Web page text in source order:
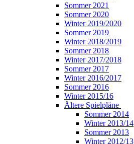
Sommer 2021
Sommer 2020
Winter 2019/2020
Sommer 2019
Winter 2018/2019
Sommer 2018
Winter 2017/2018
Sommer 2017
Winter 2016/2017
Sommer 2016
Winter 2015/16
Ältere Spielpläne
Sommer 2014
Winter 2013/14
Sommer 2013
Winter 2012/13